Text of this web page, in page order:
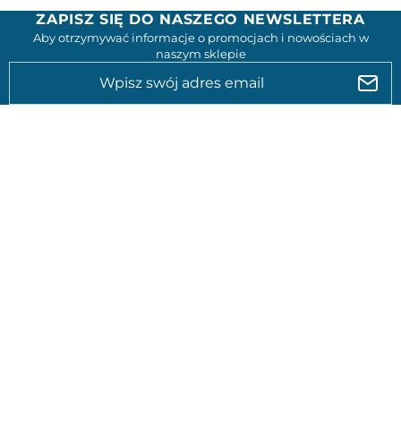
ZAPISZ SIĘ DO NASZEGO NEWSLETTERA
Aby otrzymywać informacje o promocjach i nowościach w
naszym sklepie